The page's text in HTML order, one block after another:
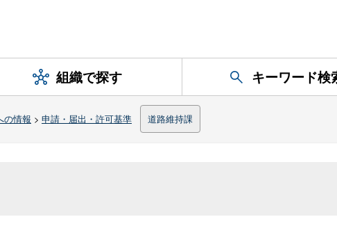
組織で探す キーワード検
の情報 > 申請・届出・許可基準 道路維持課